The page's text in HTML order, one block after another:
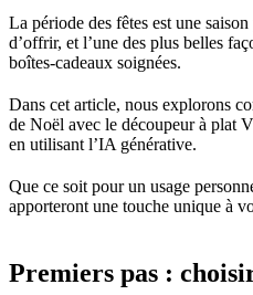
La période des fêtes est une
d’offrir, et l’une des plus belles
boîtes-cadeaux soignées.
Dans cet article, nous explorons
de Noël avec le découpeur à plat
en utilisant l’IA générative.
Que ce soit pour un usage
apporteront une touche unique à
Premiers pas :